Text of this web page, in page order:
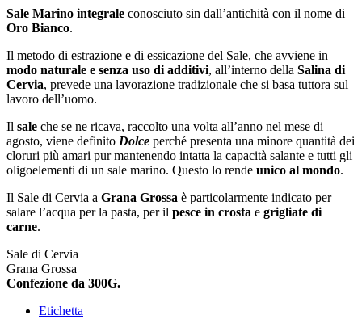
Sale Marino integrale conosciuto sin dall’antichità con il nome di
Oro Bianco.
Il metodo di estrazione e di essicazione del Sale, che avviene in
modo naturale e senza uso di additivi, all’interno della Salina di
Cervia, prevede una lavorazione tradizionale che si basa tuttora sul
lavoro dell’uomo.
Il sale che se ne ricava, raccolto una volta all’anno nel mese di
agosto, viene definito Dolce perché presenta una minore quantità dei
cloruri più amari pur mantenendo intatta la capacità salante e tutti gli
oligoelementi di un sale marino. Questo lo rende unico al mondo.
Il Sale di Cervia a Grana Grossa è particolarmente indicato per
salare l’acqua per la pasta, per il pesce in crosta e grigliate di
carne.
Sale di Cervia
Grana Grossa
Confezione da 300G.
Etichetta